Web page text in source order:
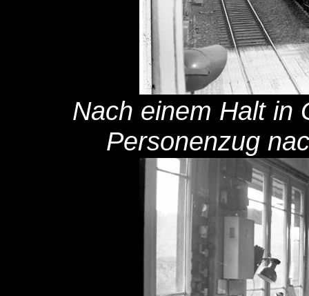
Nach einem Halt in
Personenzug